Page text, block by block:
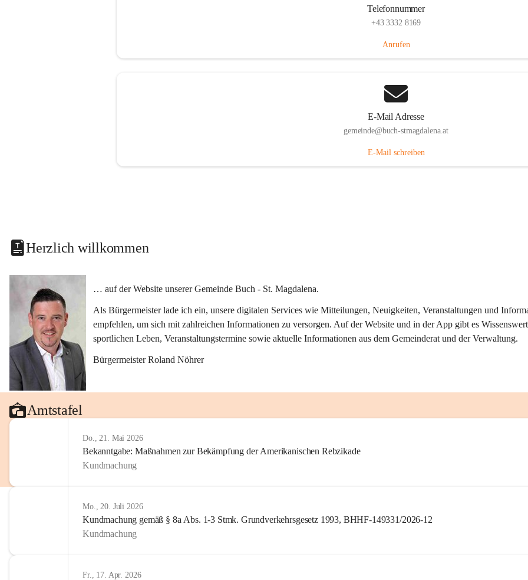
Telefonnummer
+43 3332 8169
Anrufen
E-Mail Adresse
gemeinde@buch-stmagdalena.at
E-Mail schreiben
Herzlich willkommen
… auf der Website unserer Gemeinde Buch - St. Magdalena.
Als Bürgermeister lade ich ein, unsere digitalen Services wie Mitteilungen, Neuigkeiten, Veranstaltungen und
empfehlen, um sich mit zahlreichen Informationen zu versorgen. Auf der Website und in der App gibt es
sportlichen Leben, Veranstaltungstermine sowie aktuelle Informationen aus dem Gemeinderat und der Verwaltung.
Bürgermeister Roland Nöhrer
Amtstafel
Do., 21. Mai 2026
Bekanntgabe: Maßnahmen zur Bekämpfung der Amerikanischen Rebzikade
Kundmachung
Mo., 20. Juli 2026
Kundmachung gemäß § 8a Abs. 1-3 Stmk. Grundverkehrsgesetz 1993, BHHF-149331/2026-12
Kundmachung
Fr., 17. Apr. 2026